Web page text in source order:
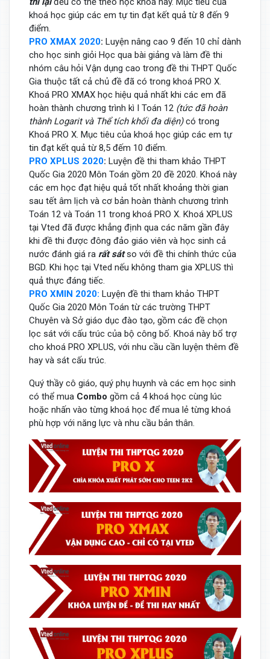
khoá học giúp các em tự tin đạt kết quả từ 8 đến 9
điểm.
PRO XMAX 2020: Luyện nâng cao 9 đến 10 chỉ dành
cho học sinh giỏi Học qua bài giảng và làm đề thi
nhóm câu hỏi Vận dụng cao trong đề thi THPT Quốc
Gia thuộc tất cả chủ đề đã có trong khoá PRO X.
Khoá PRO XMAX học hiệu quả nhất khi các em đã
hoàn thành chương trình kì I Toán 12 (tức đã hoàn
thành Logarit và Thể tích khối đa diện)có trong
Khoá PRO X. Mục tiêu của khoá học giúp các em tự
tin đạt kết quả từ 8,5 đếm 10 điểm.
PRO XPLUS 2020: Luyện đề thi tham khảo THPT
Quốc Gia 2020 Môn Toán gồm 20 đề 2020. Khoá này
các em học đạt hiệu quả tốt nhất khoảng thời gian
sau tết âm lịch và cơ bản hoàn thành chương trình
Toán 12 và Toán 11 trong khoá PRO X. Khoá XPLUS
tại Vted đã được khẳng định qua các năm gần đây
khi đề thi được đông đảo giáo viên và học sinh cả
nước đánh giá ra rất sátso với đề thi chính thức của
BGD. Khi học tại Vted nếu không tham gia XPLUS thì
quả thực đáng tiếc.
PRO XMIN 2020: Luyện đề thi tham khảo THPT
Quốc Gia 2020 Môn Toán từ các trường THPT
Chuyên và Sở giáo dục đào tạo, gồm các đề chọn
lọc sát với cấu trúc của bộ công bố. Khoá này bổ trợ
cho khoá PRO XPLUS, với nhu cầu cần luyện thêm đề
hay và sát cấu trúc.
Quý thầy cô giáo, quý phụ huynh và các em học sinh
có thể mua Combo gồm cả 4 khoá học cùng lúc
hoặc nhấn vào từng khoá học để mua lẻ từng khoá
phù hợp với năng lực và nhu cầu bản thân.